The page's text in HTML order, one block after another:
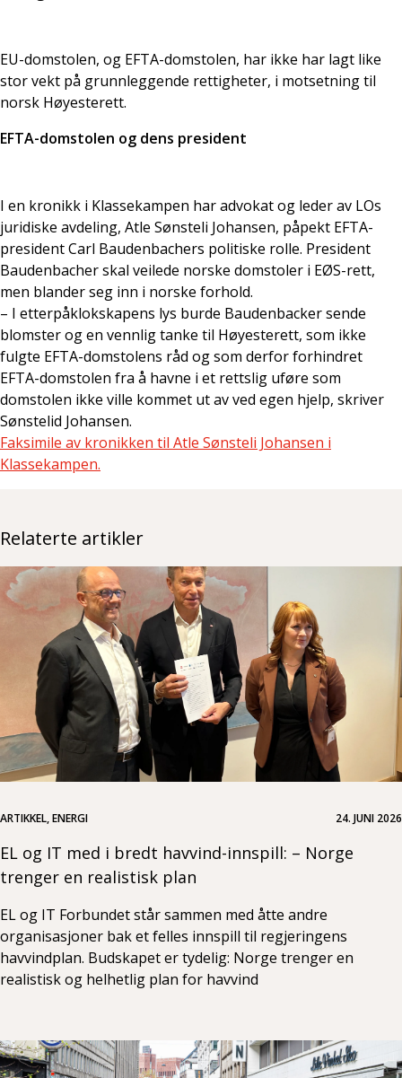
EU-domstolen, og EFTA-domstolen, har ikke har lagt like
stor vekt på grunnleggende rettigheter, i motsetning til
norsk Høyesterett.
EFTA-domstolen og dens president
I en kronikk i Klassekampen har advokat og leder av LOs
juridiske avdeling, Atle Sønsteli Johansen, påpekt EFTA-
presidentCarl Baudenbachers politiske rolle. President
Baudenbacherskal veilede norske domstoler i EØS-rett,
men blander seg inn i norske forhold.
– I etterpåklokskapens lys burde Baudenbacker sende
blomster og en vennlig tanke til Høyesterett, som ikke
fulgte EFTA-domstolens råd og som derfor forhindret
EFTA-domstolen fra å havne i et rettslig uføre som
domstolen ikke ville kommet ut av ved egen hjelp, skriver
Sønstelid Johansen.
Faksimile av kronikken til Atle Sønsteli Johansen i
Klassekampen.
Relaterte artikler
ARTIKKEL, ENERGI 24. JUNI 2026
EL og IT med i bredt havvind-innspill: – Norge
trenger en realistisk plan
EL og IT Forbundet står sammen med åtte andre
organisasjoner bak et felles innspill til regjeringens
havvindplan. Budskapet er tydelig: Norge trenger en
realistisk og helhetlig plan for havvind